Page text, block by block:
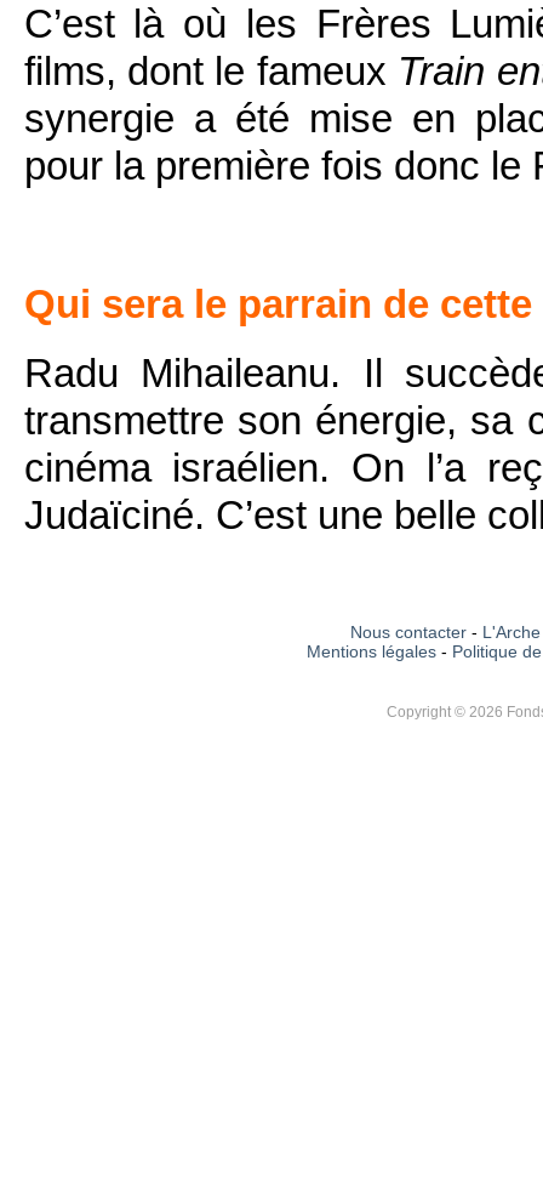
C’est là où les Frères
films, dont le fameux Train
synergie a été mise en
pour la première fois donc le
Qui sera le parrain de
Radu Mihaileanu. Il
transmettre son énergie, sa
cinéma israélien. On l’a
Judaïciné. C’est une belle
Nous contacter-
Mentions légales - Politique
Copyright © 2026